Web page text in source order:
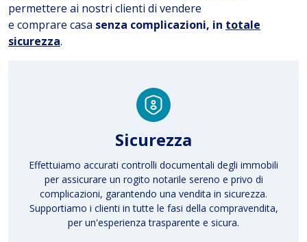
permettere ai nostri clienti di vendere
e comprare casa senza complicazioni, in totale
sicurezza.
Sicurezza
Effettuiamo accurati controlli documentali degli immobili
per assicurare un rogito notarile sereno e privo di
complicazioni, garantendo una vendita in sicurezza.
Supportiamo i clienti in tutte le fasi della compravendita,
per un'esperienza trasparente e sicura.